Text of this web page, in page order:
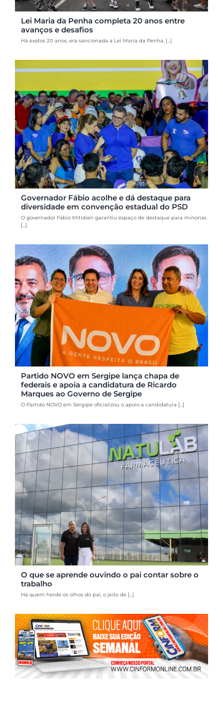
Lei Maria da Penha completa 20 anos entre
avanços e desafios
Há exatos 20 anos, era sancionada a Lei Maria da Penha, [...]
Governador Fábio acolhe e dá destaque para
diversidade em convenção estadual do PSD
O governador Fábio Mitidieri garantiu espaço de destaque para minorias
[...]
Partido NOVO em Sergipe lança chapa de
federais e apoia a candidatura de Ricardo
Marques ao Governo de Sergipe
O Partido NOVO em Sergipe oficializou o apoio a candidatura [...]
O que se aprende ouvindo o pai contar sobre o
trabalho
Há quem herde os olhos do pai, o jeito de [...]